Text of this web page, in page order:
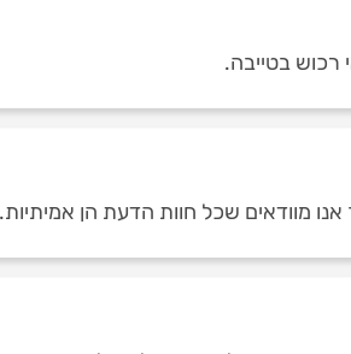
מוודאים שכל חוות הדעת הן אמיתיות.